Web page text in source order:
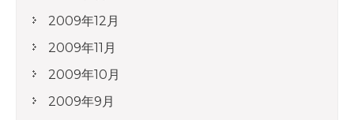
2009年12月
2009年11月
2009年10月
2009年9月